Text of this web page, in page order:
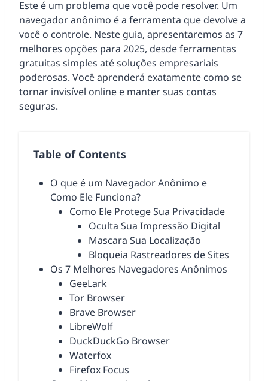
Este é um problema que você pode resolver. Um
navegador anônimo é a ferramenta que devolve a
você o controle. Neste guia, apresentaremos as 7
melhores opções para 2025, desde ferramentas
gratuitas simples até soluções empresariais
poderosas. Você aprenderá exatamente como se
tornar invisível online e manter suas contas
seguras.
Table of Contents
O que é um Navegador Anônimo e
Como Ele Funciona?
Como Ele Protege Sua Privacidade
Oculta Sua Impressão Digital
Mascara Sua Localização
Bloqueia Rastreadores de Sites
Os 7 Melhores Navegadores Anônimos
GeeLark
Tor Browser
Brave Browser
LibreWolf
DuckDuckGo Browser
Waterfox
Firefox Focus